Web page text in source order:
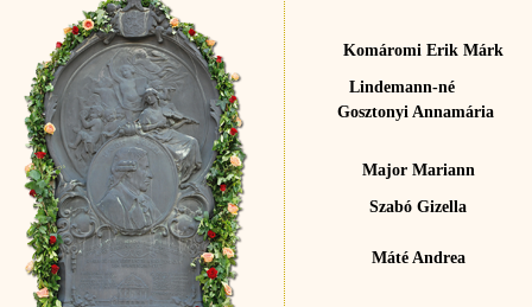
Komáromi Erik Márk
Lindemann-né
Gosztonyi Annamária
Major Mariann
Szabó Gizella
Máté Andrea